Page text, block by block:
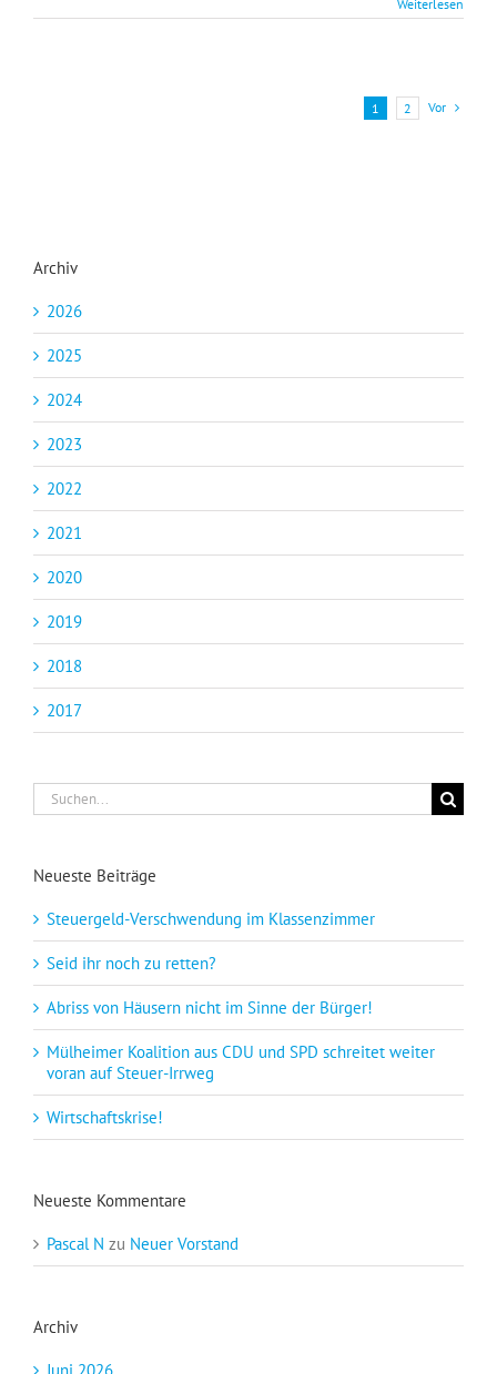
Weiterlesen
1 2 Vor
Archiv
2026
2025
2024
2023
2022
2021
2020
2019
2018
2017
Suche
nach:
Neueste Beiträge
Steuergeld-Verschwendung im Klassenzimmer
Seid ihr noch zu retten?
Abriss von Häusern nicht im Sinne der Bürger!
Mülheimer Koalition aus CDU und SPD schreitet weiter
voran auf Steuer-Irrweg
Wirtschaftskrise!
Neueste Kommentare
Pascal N zu Neuer Vorstand
Archiv